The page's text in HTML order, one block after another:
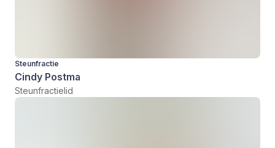
Steunfractie
Cindy Postma
Steunfractielid